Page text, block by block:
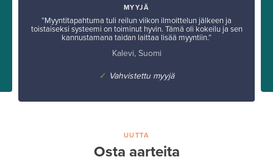
MYYJÄ
”Myyntitapahtuma tuli reilun viikon ilmoittelun jälkeen ja
toistaiseksi systeemi on toiminut hyvin. Tämä oli kokeilu ja sen
kannustamana taidan laittaa lisää myyntiin.”
Kalevi, Suomi
✓ Vahvistettu myyjä
UUTTA
Osta aarteita